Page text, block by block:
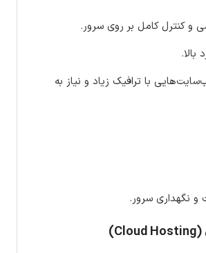
و کنترل کامل بر روی سرور.
بالا.
با ترافیک زیاد و نیاز به
و نگهداری سرور.